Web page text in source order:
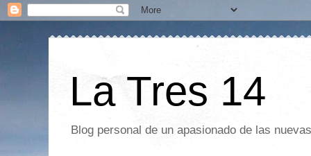
La Tres 14
Blog personal de un apasionado de las